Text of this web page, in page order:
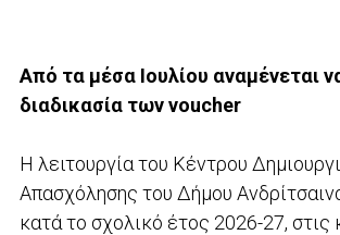
Από τα μέσα Ιουλίου αναμένεται
διαδικασία των voucher
Η λειτουργία του Κέντρου
Απασχόλησης του Δήμου
κατά το σχολικό έτος 2026-27, στις